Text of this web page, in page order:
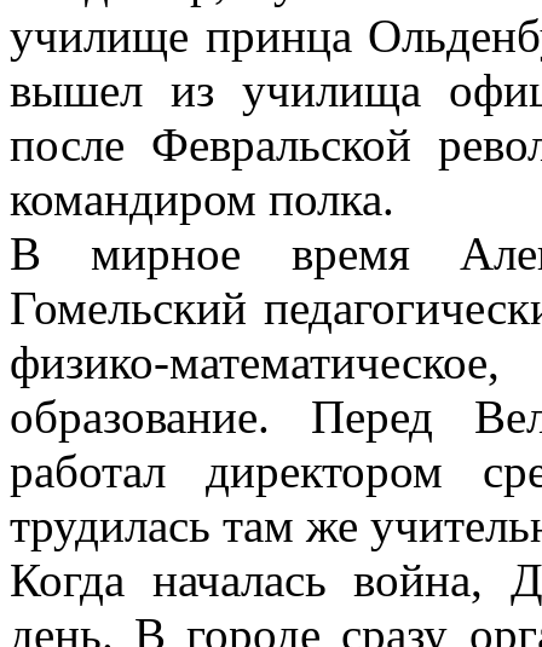
училище принца
вышел из училища
после Февральской
командиром полка.
В мирное время
Гомельский
физико-
образование. Перед
работал директором
трудилась там же
Когда началась война,
день. В городе сразу